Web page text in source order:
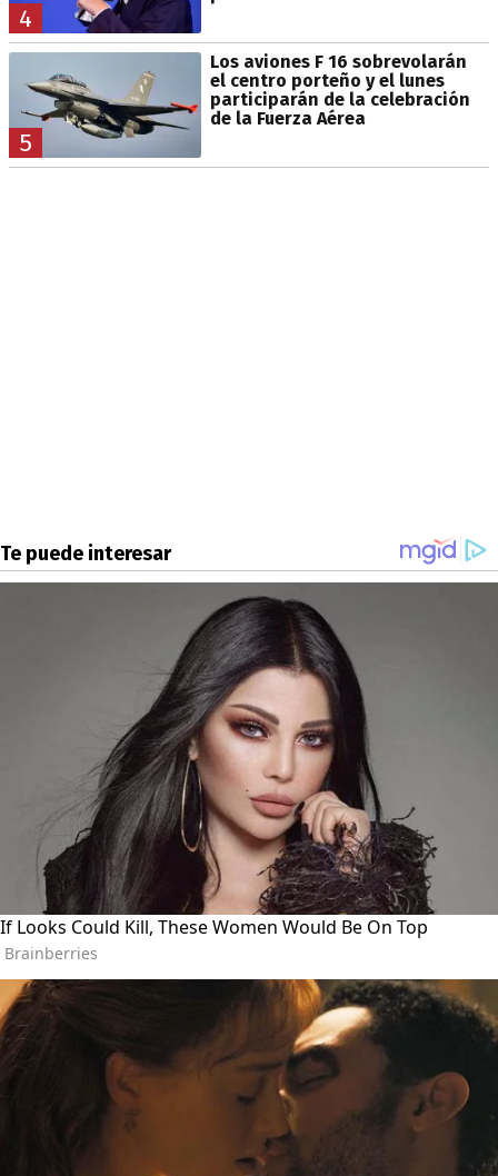
4
5
Los aviones F 16 sobrevolarán
el centro porteño y el lunes
participarán de la celebración
de la Fuerza Aérea